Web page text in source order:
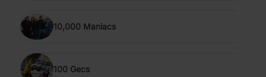
10,000 Maniacs
100 Gecs